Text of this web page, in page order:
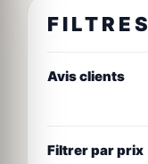
FILTRES
Avis clients
Filtrer par prix